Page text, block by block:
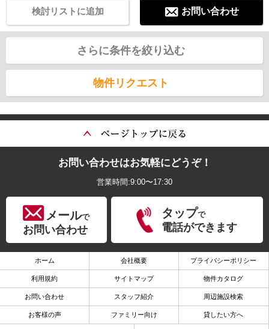
お問い合わせ
検討リストに追加
さらに条件を絞り込む
物件リクエスト
お問い合わせはお気軽にどうぞ！
営業時間:9:00〜17:30
メールで
お問い合わせ
タップで
電話ができます
ホーム 会社概要 プライバシーポリシー
利用規約 サイトマップ 物件カタログ
お問い合わせ スタッフ紹介 周辺施設検索
お客様の声 ファミリー向け 貸したい方へ